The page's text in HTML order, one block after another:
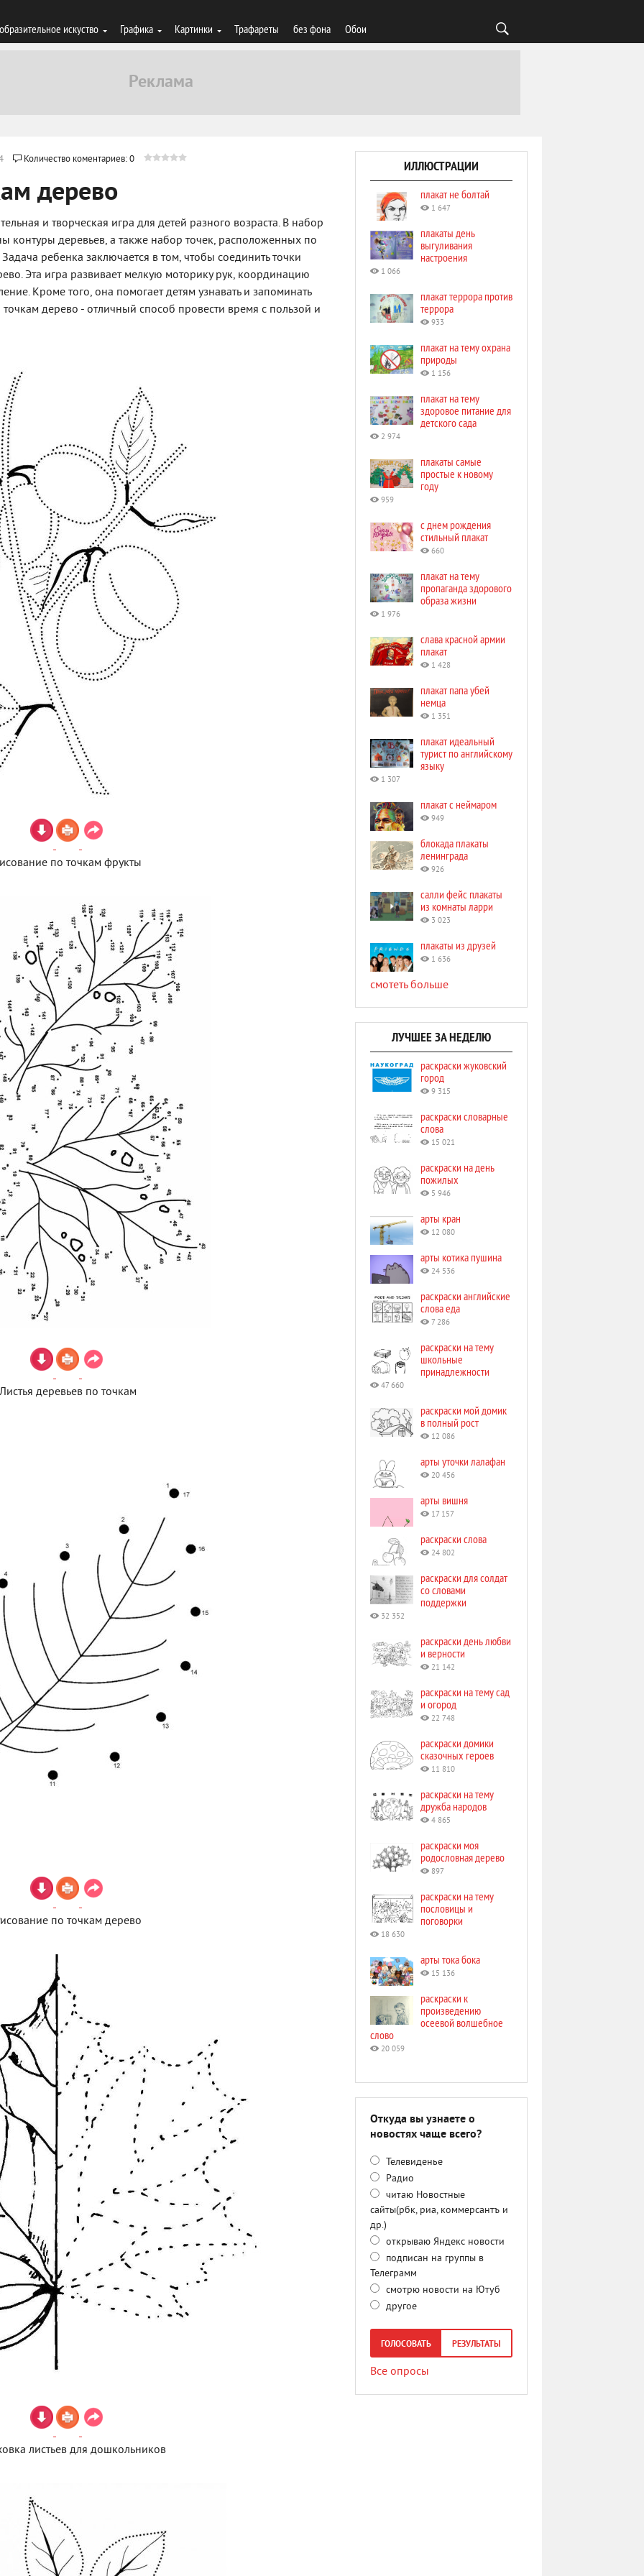
искуство Графика Картинки Трафареты без фона Обои
Количество коментариев: 0
дерево
и творческая игра для детей разного возраста. В набор
контуры деревьев, а также набор точек, расположенных по
ребенка заключается в том, чтобы соединить точки
Эта игра развивает мелкую моторику рук, координацию
Кроме того, она помогает детям узнавать и запоминать
дерево - отличный способ провести время с пользой и
по точкам фрукты
деревьев по точкам
по точкам дерево
листьев для дошкольников
ИЛЛЮСТРАЦИИ
плакат не болтай
1 647
плакаты день
выгуливания
настроения
1 066
плакат террора против
террора
933
плакат на тему охрана
природы
1 156
плакат на тему
здоровое питание для
детского сада
2 974
плакаты самые
простые к новому
году
959
с днем рождения
стильный плакат
660
плакат на тему
пропаганда здорового
образа жизни
1 976
слава красной армии
плакат
1 428
плакат папа убей
немца
1 351
плакат идеальный
турист по английскому
языку
1 307
плакат с неймаром
949
блокада плакаты
ленинграда
926
салли фейс плакаты
из комнаты ларри
3 023
плакаты из друзей
1 636
смотеть больше
ЛУЧШЕЕ ЗА НЕДЕЛЮ
раскраски жуковский
город
9 315
раскраски словарные
слова
15 021
раскраски на день
пожилых
5 946
арты кран
12 080
арты котика пушина
24 536
раскраски английские
слова еда
7 286
раскраски на тему
школьные
принадлежности
47 660
раскраски мой домик
в полный рост
12 086
арты уточки лалафан
20 456
арты вишня
17 157
раскраски слова
24 802
раскраски для солдат
со словами
поддержки
32 352
раскраски день любви
и верности
21 142
раскраски на тему сад
и огород
22 748
раскраски домики
сказочных героев
11 810
раскраски на тему
дружба народов
4 865
раскраски моя
родословная дерево
897
раскраски на тему
пословицы и
поговорки
18 630
арты тока бока
15 136
раскраски к
произведению
осеевой волшебное
слово
20 059
Откуда вы узнаете о
новостях чаще всего?
Телевиденье
Радио
читаю Новостные
сайты(рбк, риа, коммерсантъ и
др.)
открываю Яндекс новости
подписан на группы в
Телеграмм
смотрю новости на Ютуб
другое
ГОЛОСОВАТЬ РЕЗУЛЬТАТЫ
Все опросы